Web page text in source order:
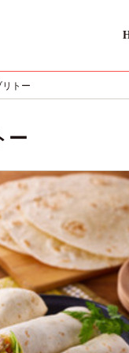
トー
ー